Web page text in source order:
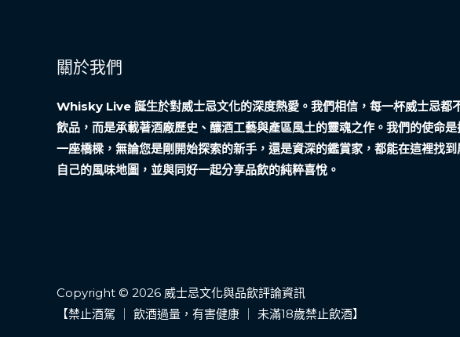
關於我們
Whisky Live 誕生於對威士忌文化的深度熱愛。我們相信，每一杯威士忌都
飲品，而是承載著酒廠歷史、釀酒工藝與產區風土的靈魂之作。我們的使命是
一座橋樑，無論您是剛開始探索的新手，還是資深的鑑賞家，都能在這裡找到
自己的風味地圖，並與同好一起分享品飲的純粹喜悅。
Copyright © 2026 威士忌文化與品飲評論資訊
【禁止酒駕 ｜ 飲酒過量，有害健康 ｜ 未滿18歲禁止飲酒】